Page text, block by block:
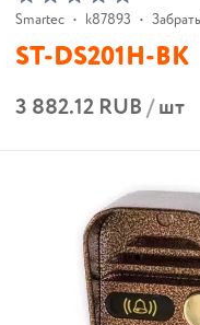
Smartec • k87893 •
ST-DS201H-BK
3 882.12 RUB/шт